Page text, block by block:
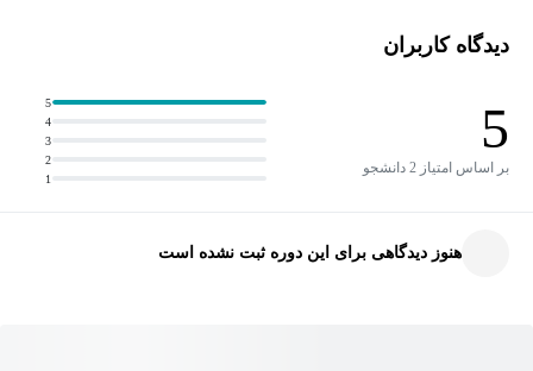
درسی، انواع سوالات امتحانی، تستی و نکات پرتکرار آزمون‌ها نیز
بعدی برود.
آشنایی کامل با مفهوم مجموعه
دیدگاه کاربران
5
بر اساس امتیاز 2 دانشجو
1
2
3
4
5
هنوز دیدگاهی برای این دوره ثبت نشده است